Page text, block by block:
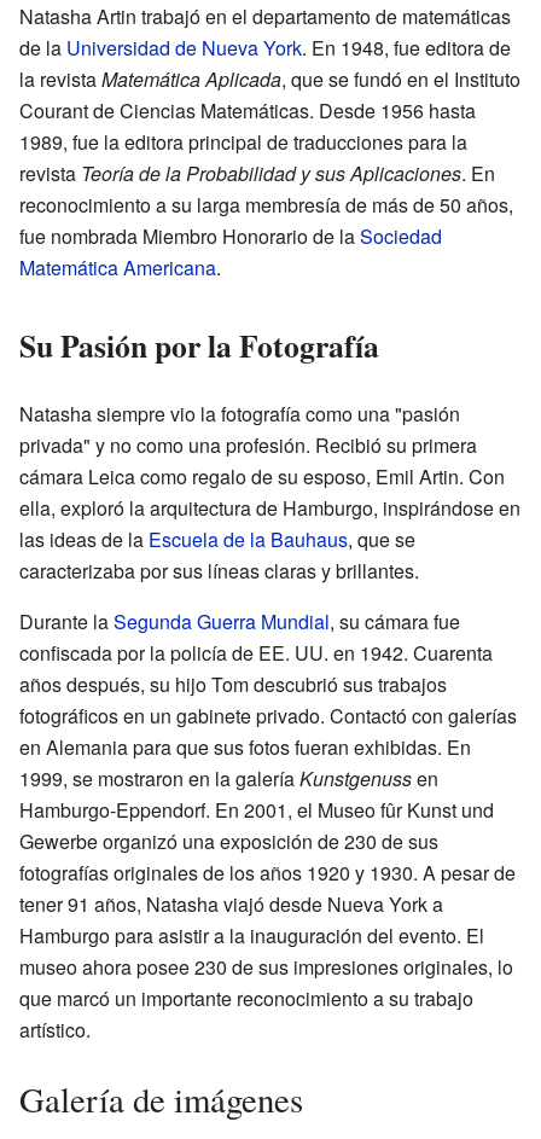
Natasha Artin trabajó en el departamento de matemáticas
de la Universidad de Nueva York. En 1948, fue editora de
la revistaMatemática Aplicada, que se fundó en el Instituto
Courant de Ciencias Matemáticas. Desde 1956 hasta
1989, fue la editora principal de traducciones para la
revista Teoría de la Probabilidad y sus Aplicaciones. En
reconocimiento a su larga membresía de más de 50 años,
fue nombrada Miembro Honorario de laSociedad
Matemática Americana.
Su Pasión por la Fotografía
Natasha siempre vio la fotografía como una "pasión
privada" y no como una profesión. Recibió su primera
cámara Leica como regalo de su esposo, Emil Artin. Con
ella, exploró la arquitectura de Hamburgo, inspirándose en
las ideas de la Escuela de la Bauhaus, que se
caracterizaba por sus líneas claras y brillantes.
Durante laSegunda Guerra Mundial, su cámara fue
confiscada por la policía de EE. UU. en 1942. Cuarenta
años después, su hijo Tom descubrió sus trabajos
fotográficos en un gabinete privado. Contactó con galerías
en Alemania para que sus fotos fueran exhibidas. En
1999, se mostraron en la galeríaKunstgenussen
Hamburgo-Eppendorf. En 2001, el Museo fûr Kunst und
Gewerbe organizó una exposición de 230 de sus
fotografías originales de los años 1920 y 1930. A pesar de
tener 91 años, Natasha viajó desde Nueva York a
Hamburgo para asistir a la inauguración del evento. El
museo ahora posee 230 de sus impresiones originales, lo
que marcó un importante reconocimiento a su trabajo
artístico.
Galería de imágenes